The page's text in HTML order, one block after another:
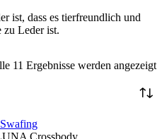
ist, dass es tierfreundlich und
zu Leder ist.
11 Ergebnisse werden angezeigt